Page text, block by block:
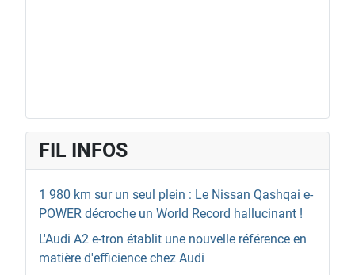
FIL INFOS
1 980 km sur un seul plein : Le Nissan Qashqai e-
POWER décroche un World Record hallucinant !
L'Audi A2 e-tron établit une nouvelle référence en
matière d'efficience chez Audi